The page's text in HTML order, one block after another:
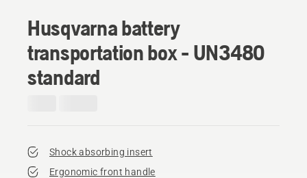
Husqvarna battery
transportation box - UN3480
standard
Shock absorbing insert
Ergonomic front handle